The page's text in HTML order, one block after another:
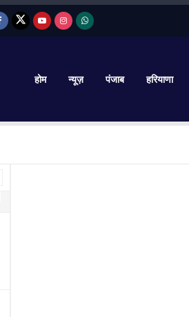
होम न्यूज़ पंजाब हरियाणा